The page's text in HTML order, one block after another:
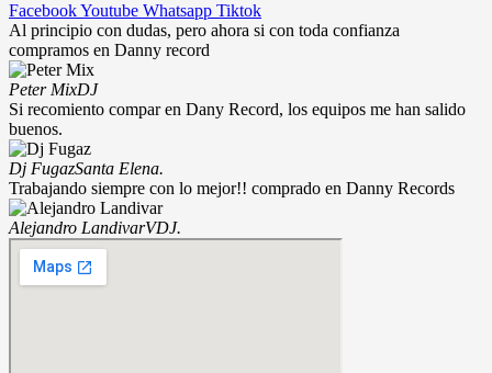
FacebookYoutube Whatsapp Tiktok
Al principio con dudas, pero ahora si con toda confianza
compramos en Danny record
Peter MixDJ
Si recomiento compar en Dany Record, los equipos me han salido
buenos.
Dj FugazSanta Elena.
Trabajando siempre con lo mejor!! comprado en Danny Records
Alejandro LandivarVDJ.